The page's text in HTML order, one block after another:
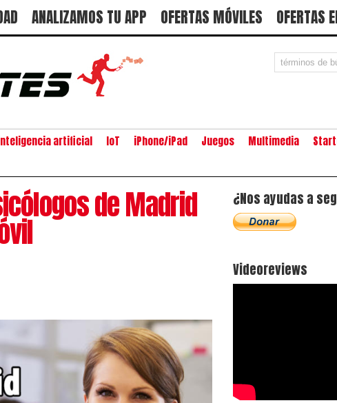
ANALIZAMOS TU APP OFERTAS MÓVILES OFERTAS
artificial IoT iPhone/iPad Juegos Multimedia
de Madrid ¿Nos ayudas a
Videoreviews